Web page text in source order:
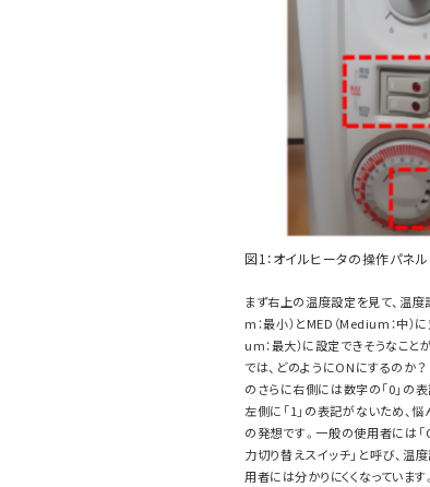
図1：オイルヒータの操作パネル
まず右上の温度設定を見て、温
m：最小）とMED（Medium：中
um：最大）に設定できそうなこと
では、どのようにONにするのか
のさらに右側には数字の「0」の表
左側に「1」の表記がないため、
の発想です。一般の使用者には「
力切り替えスイッチ」と呼び、
用者には分かりにくくなっています。